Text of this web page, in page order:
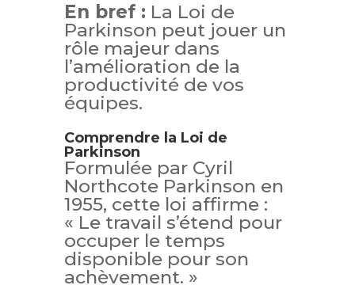
En bref : La Loi de
Parkinson peut jouer un
rôle majeur dans
l’amélioration de la
productivité de vos
équipes.
Comprendre la Loi de
Parkinson
Formulée par Cyril
Northcote Parkinson en
1955, cette loi affirme :
« Le travail s’étend pour
occuper le temps
disponible pour son
achèvement. »